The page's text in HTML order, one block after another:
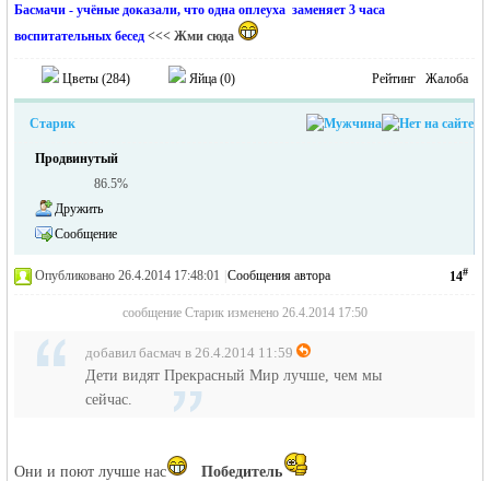
Басмачи - учёные доказали, что одна оплеуха заменяет 3 часа
воспитательных бесед <<< Жми сюда
Цветы (284) Яйца (0) Рейтинг Жалоба
Старик
Продвинутый
86.5%
Дружить
Сообщение
14#
Опубликовано 26.4.2014 17:48:01 Сообщения автора
сообщение Старик изменено 26.4.2014 17:50
добавил басмач в 26.4.2014 11:59
Дети видят Прекрасный Мир лучше, чем мы
сейчас.
Они и поют лучше нас
Победитель